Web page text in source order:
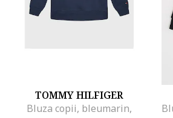
TOMMY HILFIGER
Bluza copii, bleumarin,